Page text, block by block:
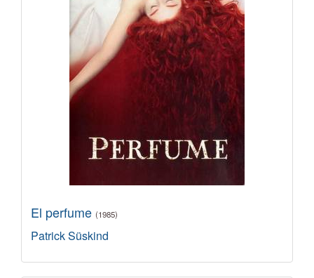
El perfume (1985)
Patrick Süskind